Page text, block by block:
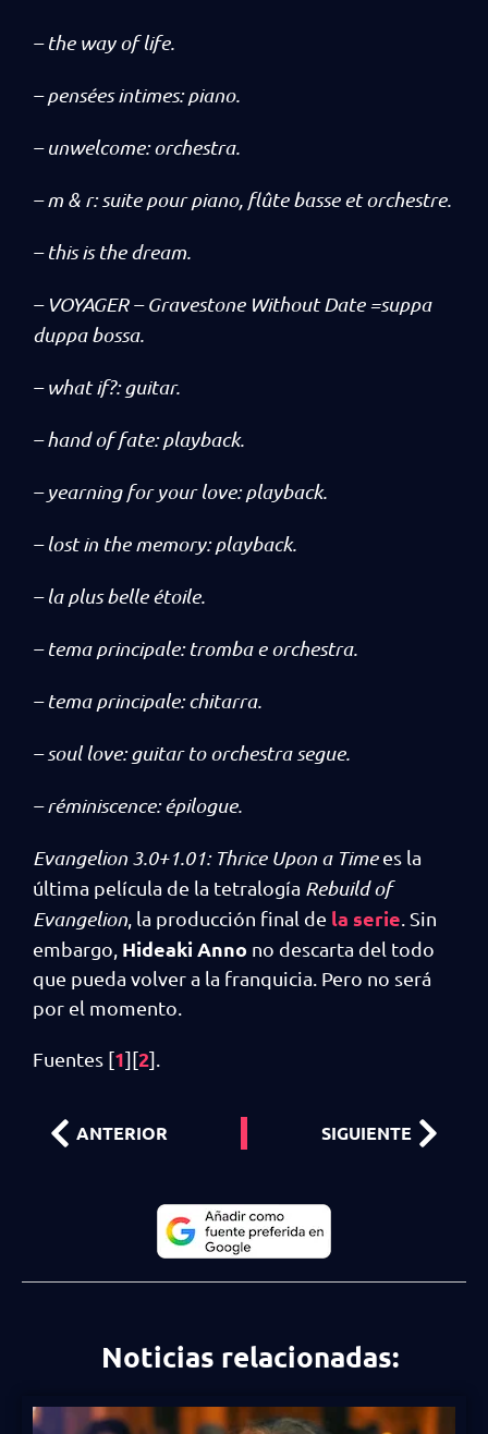
– the way of life.
– pensées intimes: piano.
– unwelcome: orchestra.
– m & r: suite pour piano, flûte basse et orchestre.
– this is the dream.
– VOYAGER – Gravestone Without Date =suppa
duppa bossa.
– what if?: guitar.
– hand of fate: playback.
– yearning for your love: playback.
– lost in the memory: playback.
– la plus belle étoile.
– tema principale: tromba e orchestra.
– tema principale: chitarra.
– soul love: guitar to orchestra segue.
– réminiscence: épilogue.
Evangelion 3.0+1.01: Thrice Upon a Timees la
última película de la tetralogía Rebuild of
Evangelion , la producción final de la serie . Sin
embargo, Hideaki Anno no descarta del todo
que pueda volver a la franquicia. Pero no será
por el momento.
Fuentes [1][2].
ANTERIOR SIGUIENTE
Noticias relacionadas: